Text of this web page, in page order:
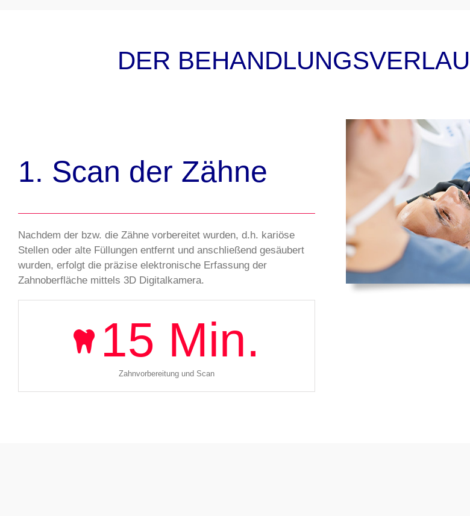
DER
1. Scan der Zähne
Nachdem der bzw. die Zähne vorbereitet wurden, d.h. kariöse
Stellen oder alte Füllungen entfernt und anschließend gesäubert
wurden, erfolgt die präzise elektronische Erfassung der
Zahnoberfläche mittels 3D Digitalkamera.
15 Min.
Zahnvorbereitung und Scan